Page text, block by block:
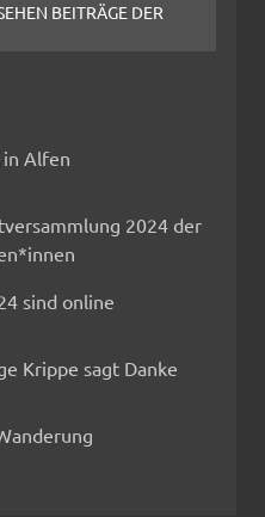
BEITRÄGE DER
Alfen
2024 der
sind online
Krippe sagt Danke